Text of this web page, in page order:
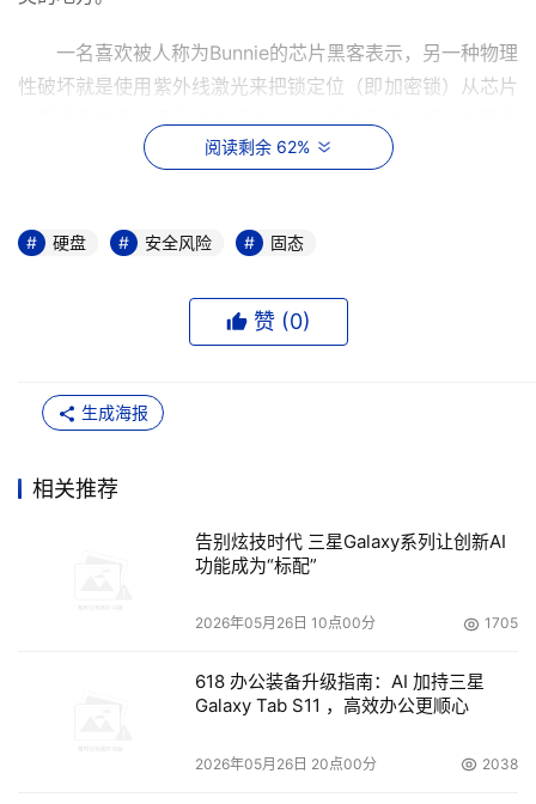
一名喜欢被人称为Bunnie的芯片黑客表示，另一种物理
性破坏就是使用紫外线激光来把锁定位（即加密锁）从芯片
上用来固定固态盘的熔接线擦除掉。锁定位擦除后，只要使
用普通手段就可以读取固态盘上的数据阵列。
可以读取数据阵列。”比方说，使用传统的ROM阅读器，就
验证不安全的ROM设备。
示，为了减小黑客窃取数据的可能性，加密密钥可以集成到
固态盘的控制器设备里面，在硬件层面处理磁盘加密工作。
术，可以把密钥存储在片上系统设备中。
加密密钥也有可能被黑客破解，不过专家们一致认为，
包括Safend和Encryptx在内的多家公司都开发了可对存储
Kroll Ontrack公司的高级数据恢复工程师Sean  Barry
表示，加密设置了另一道屏障，那样黑客就得绕过加密层和
阅读剩余 62%
硬盘 安全风险 固态
赞 (0)
生成海报
相关推荐
告别炫技时代 三星Galaxy系列让创新AI
功能成为“标配”
2026年05月26日 10点00分 1705
618 办公装备升级指南：AI 加持三星
Galaxy Tab S11 ，高效办公更顺心
2026年05月26日 20点00分 2038